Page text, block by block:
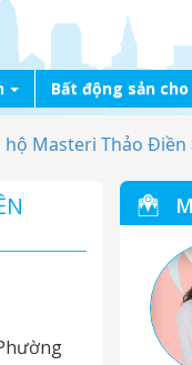
Bất động sản
hộ Masteri Thảo Điền